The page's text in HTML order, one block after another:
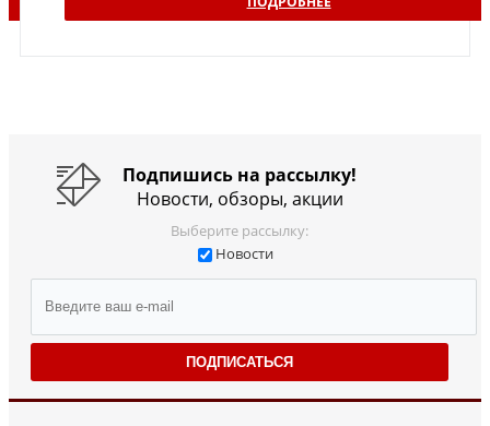
Подпишись на рассылку!
Новости, обзоры, акции
Выберите рассылку:
Новости
ПОДПИСАТЬСЯ